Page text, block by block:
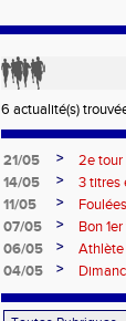
6 actualité(s)
21/05 >
2e tour
14/05
>
3 titres
11/05
>
07/05
>
Bon
06/05
>
Athlète
04/05
>